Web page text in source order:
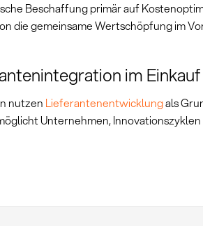
Beschaffung primär auf
die gemeinsame Wertschöpfung im
im Einkauf
nutzen Lieferantenentwicklungals
Unternehmen,